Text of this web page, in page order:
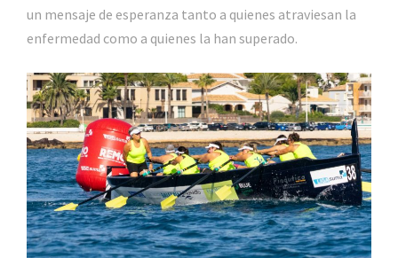
un mensaje de esperanza tanto a quienes atraviesan la
enfermedad como a quienes la han superado.